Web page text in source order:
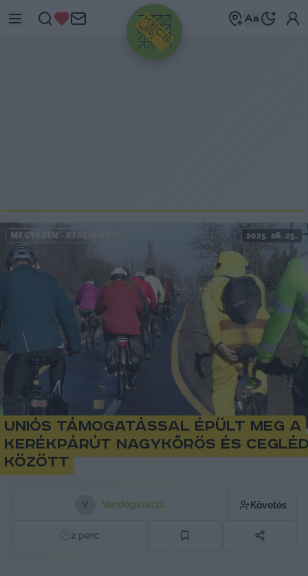
HIRDETÉS
MEGYÉBEN - KERÉKPÁRÚT 2025. 06. 25.
Uniós támogatással épült meg a
kerékpárút Nagykőrös és
között
V Vendégszerző Követés
2 perc